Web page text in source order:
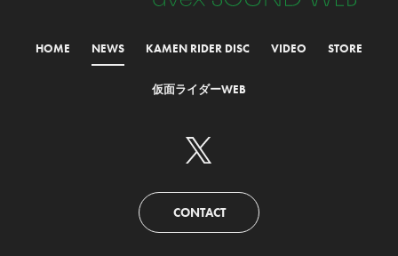
HOME NEWS KAMEN RIDER DISC VIDEO STORE
仮面ライダーWEB
CONTACT